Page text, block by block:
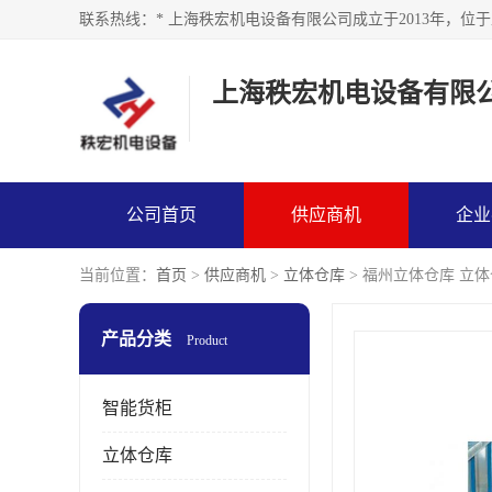
上海秩宏机电设备有限
公司首页 供应商机 企
当前位置： 首页 > 供应商机 > 立体仓库 > 福州立体仓库 立
产品分类 Product
智能货柜
立体仓库